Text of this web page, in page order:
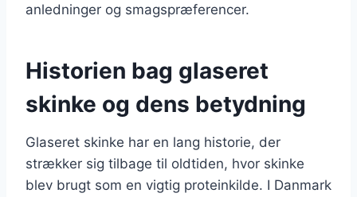
anledninger og smagspræferencer.
Historien bag glaseret
skinke og dens betydning
Glaseret skinke har en lang historie, der
strækker sig tilbage til oldtiden, hvor skinke
blev brugt som en vigtig proteinkilde. I Danmark